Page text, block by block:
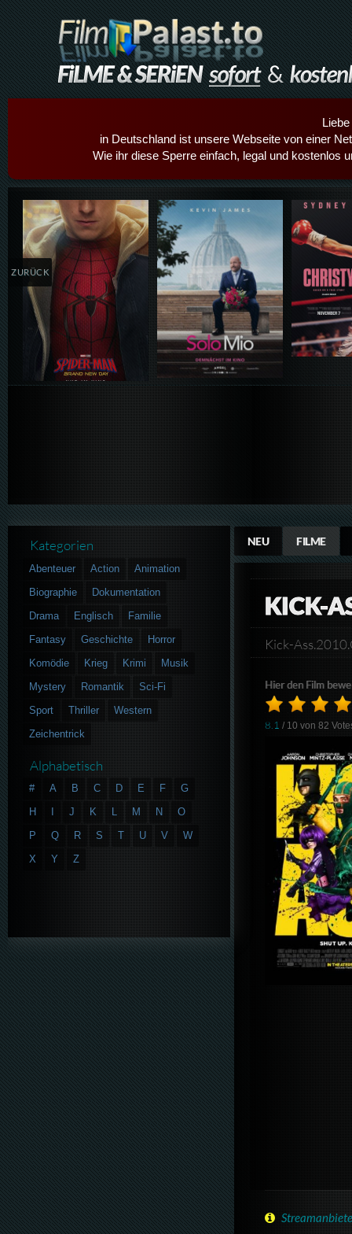
in Deutschland ist unsere Webseite von einer
Wie ihr diese Sperre einfach, legal und kostenlos
Details,Play Details,Play
ZURÜCK
NEU FILME
KICK-
Kick-
Hier den Film
8.1 / 10 von82
Kategorien
Abenteuer Action
Animation
Biographie
Dokumentation
Drama
Englisch
Familie
Fantasy
Geschichte
Horror
Komödie
Krieg Krimi
Musik
Mystery
Romantik
Sci-Fi
Sport
Thriller
Western
Zeichentrick
Alphabetisch
# A B C D E F
G
H
J K L M N
O
P
Q R S T U V
W
X
Y Z